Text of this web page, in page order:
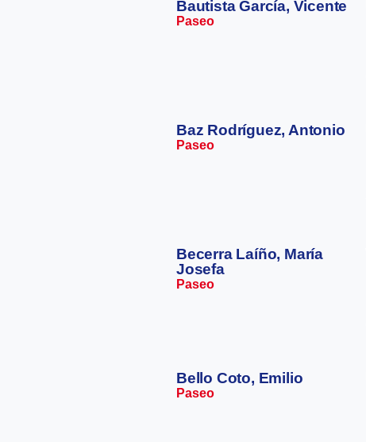
Bautista García, Vicente
Paseo
Baz Rodríguez, Antonio
Paseo
Becerra Laíño, María
Josefa
Paseo
Bello Coto, Emilio
Paseo